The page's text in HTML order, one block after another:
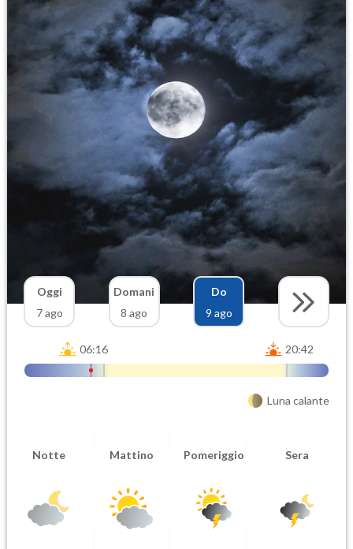
Oggi
7 ago
Domani
8 ago
Do
9 ago
06:16 20:42
Luna calante
Notte Mattino Pomeriggio Sera